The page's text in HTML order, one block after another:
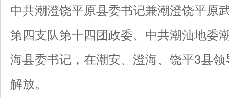
中共潮澄饶平原县委书记兼潮澄饶平原
第四支队第十四团政委、中共潮汕地委
海县委书记，在潮安、澄海、饶平3县
解放。